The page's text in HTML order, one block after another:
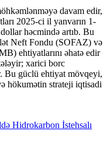
davam edir,
2025-ci il yanvarın 1-
həcmində artıb. Bu
Neft Fondu (SOFAZ) və
ehtiyatlarını əhatə edir
xarici borc
Bu güclü ehtiyat mövqeyi,
hökumətin strateji iqtisadi